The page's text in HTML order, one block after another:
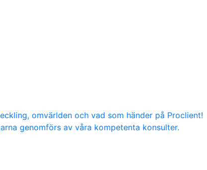
omvärlden och vad som händer på Proclient!
genomförs av våra kompetenta konsulter.